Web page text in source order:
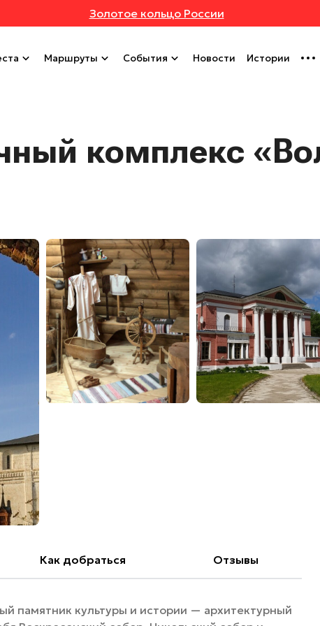
Золотое кольцо России
Маршруты События Новости Истории
комплекс
Как добраться Отзывы
памятник культуры и истории — архитектурный